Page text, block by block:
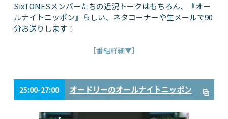
SixTONESメンバーたちの近況トークはもちろん、『オー
ルナイトニッポン』らしい、ネタコーナーや生メールで90
分お送りします！
［番組詳細▼］
25:00-27:00 オードリーのオールナイトニッポン